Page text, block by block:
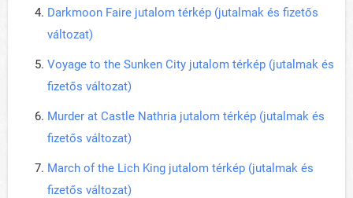
Darkmoon Faire jutalom térkép (jutalmak és fizetős
változat)
Voyage to the Sunken City jutalom térkép (jutalmak és
fizetős változat)
Murder at Castle Nathria jutalom térkép (jutalmak és
fizetős változat)
March of the Lich King jutalom térkép (jutalmak és
fizetős változat)